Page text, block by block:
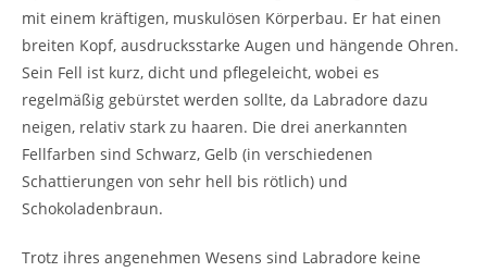
mit einem kräftigen, muskulösen Körperbau. Er hat einen
breiten Kopf, ausdrucksstarke Augen und hängende Ohren.
Sein Fell ist kurz, dicht und pflegeleicht, wobei es
regelmäßig gebürstet werden sollte, da Labradore dazu
neigen, relativ stark zu haaren. Die drei anerkannten
Fellfarben sind Schwarz, Gelb (in verschiedenen
Schattierungen von sehr hell bis rötlich) und
Schokoladenbraun.
Trotz ihres angenehmen Wesens sind Labradore keine